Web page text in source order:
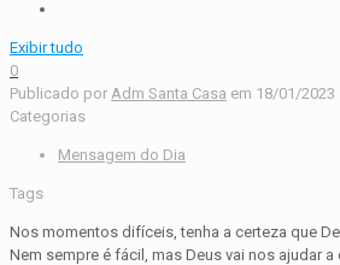
Exibir tudo
0
Publicado por Adm Santa Casa em 18/01/2023
Categorias
Mensagem do Dia
Tags
Nos momentos difíceis, tenha a certeza que
Nem sempre é fácil, mas Deus vai nos ajudar